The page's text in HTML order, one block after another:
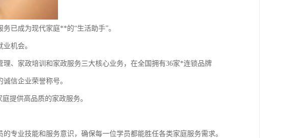
已成为现代家庭**的“生活助手”。
机会。
、家政培训和家政服务三大核心业务，在全国拥有36家*连锁品牌
信企业荣誉称号。
提供高品质的家政服务。
专业技能和服务意识，确保每一位学员都能胜任各类家庭服务需求。